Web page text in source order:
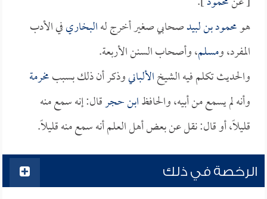
هومحمود بن لبيدصحابي صغير أخرج لهالبخاريفي الأدب
المفرد، ومسلم، وأصحاب السنن الأربعة.
والحديث تكلم فيه الشيخالألبانيوذكر أن ذلك بسببمخرمة
وأنه لم يسمع من أبيه، والحافظابن حجرقال: إنه سمع منه
قليلاً، أو قال: نقل عن بعض أهل العلم أنه سمع منه قليلاً.
الرخصة في ذلك